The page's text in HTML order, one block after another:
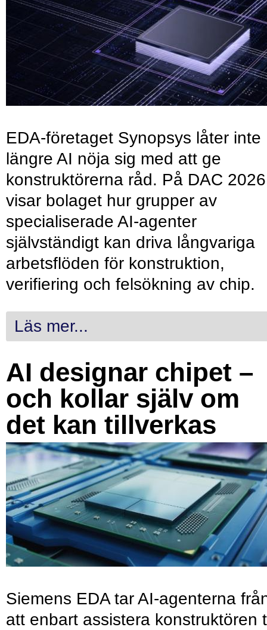
EDA-företaget Synopsys låter inte
längre AI nöja sig med att ge
konstruktörerna råd. På DAC 2026
visar bolaget hur grupper av
specialiserade AI-agenter
självständigt kan driva långvariga
arbetsflöden för konstruktion,
verifiering och felsökning av chip.
Läs mer...
AI designar chipet –
och kollar själv om
det kan tillverkas
Siemens EDA tar AI-agenterna
att enbart assistera konstruktören